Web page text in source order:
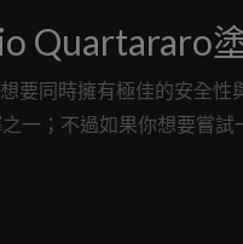
Quartararo
要同時擁有極佳的安全性
一；不過如果你想要嘗試